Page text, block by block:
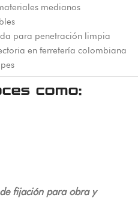
medianos
para penetración limpia
en ferretería colombiana
como:
fijación para obra y